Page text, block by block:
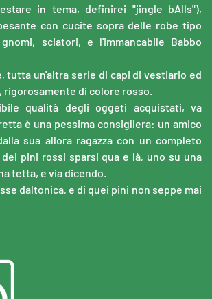
in tema, definirei "jingle bAlls"),
con cucite sopra delle robe tipo
sciatori, e l'immancabile Babbo
tutta un'altra serie di capi di vestiario ed
di colore rosso.
qualità degli oggeti acquistati, va
è una pessima consigliera: un amico
sua allora ragazza con un completo
pini rossi sparsi qua e là, uno su una
tetta, e via dicendo.
daltonica, e di quei pini non seppe mai